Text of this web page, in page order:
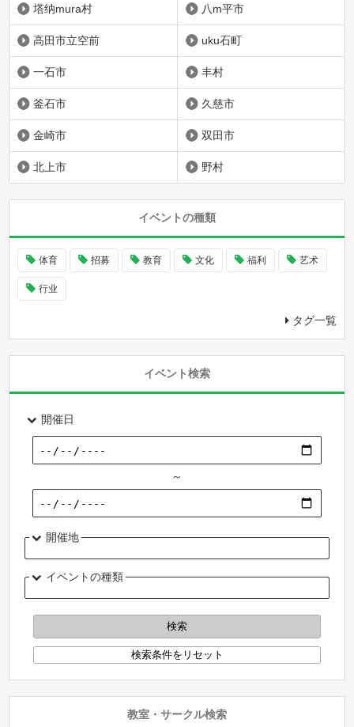
塔纳mura村 八m平市
高田市立空前 uku石町
一石市 丰村
釜石市 久慈市
金崎市 双田市
北上市 野村
イベントの種類
体育 招募 教育 文化 福利 艺术
行业
タグ一覧
イベント検索
開催日
～
開催地
イベントの種類
教室・サークル検索